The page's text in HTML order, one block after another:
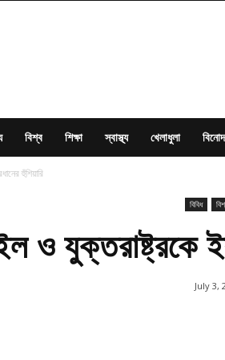
বিশ্ব শিক্ষা স্বাস্থ্য খেলাধুলা
হুঁশিয়ারি
বিবিধ
ও যুক্তরাষ্ট্রকে
July 3,